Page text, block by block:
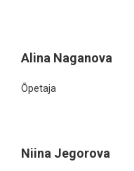
Alina Naganova
Õpetaja
Niina Jegorova